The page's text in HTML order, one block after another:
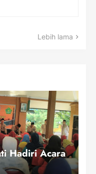
Lebih lama
Hadiri Acara